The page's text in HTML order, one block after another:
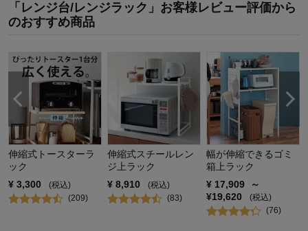
使用感・使いやすさ
4.0
デザイン・色
キッチン
購入のきっかけ： 転居・引越
商品を使う人： 自分、配偶者
「レンジ台/レンジラック」お客様レビュー評価から
のおすすめ商品
伸縮式トースターラ
ック
¥ 3,300
(税込)
(209)
伸縮式スチールレン
ジ上ラック
¥ 8,910
(税込)
(83)
幅が伸縮できるゴミ
箱上ラック
¥ 17,909
～
¥19,620
(税込)
(76)